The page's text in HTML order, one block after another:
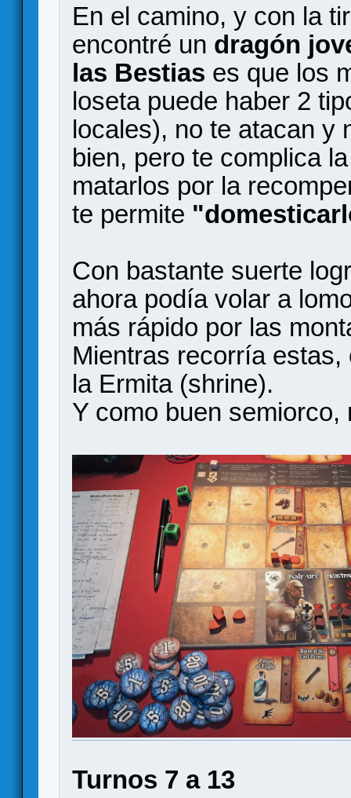
En el camino, y con la
encontré un dragón
las Bestias es que los
loseta puede haber 2
locales), no te atacan y
bien, pero te complica
matarlos por la
te permite
Con bastante suerte
ahora podía volar a
más rápido por las
Mientras recorría
la Ermita (shrine).
Y como buen
Turnos 7 a 13